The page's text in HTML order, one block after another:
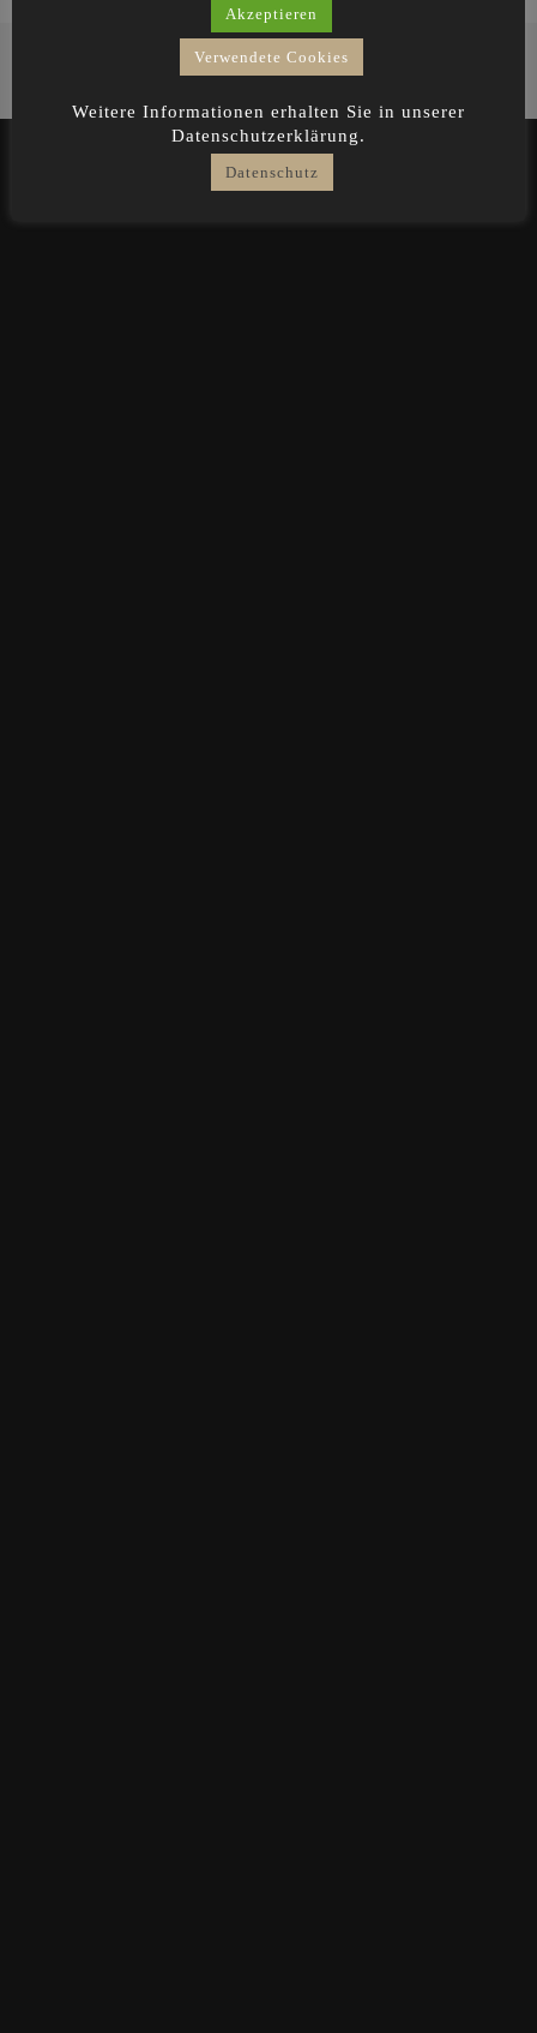
Akzeptieren
Verwendete Cookies
Weitere Informationen erhalten Sie in unserer
Datenschutzerklärung.
Datenschutz